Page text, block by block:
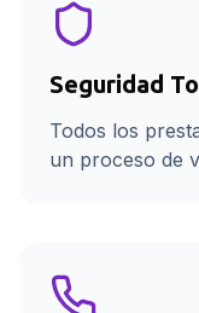
Seguridad
Todos los
un proceso de